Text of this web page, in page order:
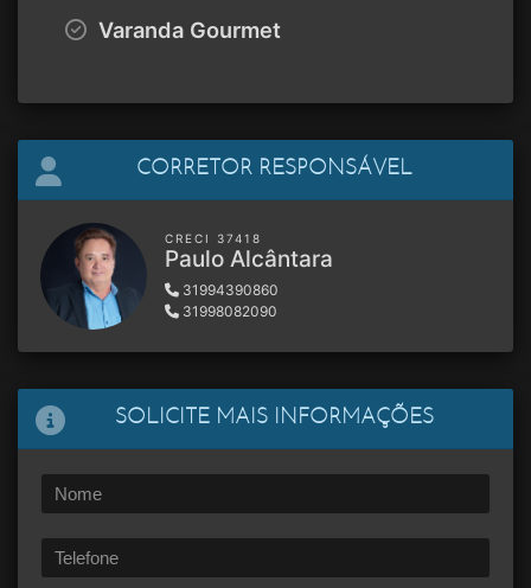
Varanda Gourmet
CORRETOR RESPONSÁVEL
CRECI 37418
Paulo Alcântara
31994390860
31998082090
SOLICITE MAIS INFORMAÇÕES